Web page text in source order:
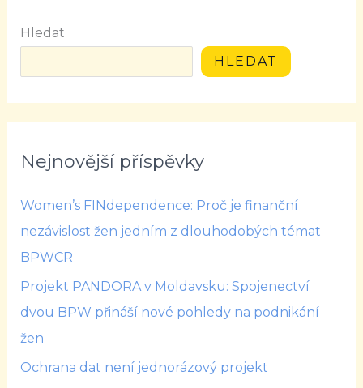
Hledat
HLEDAT
Nejnovější příspěvky
Women’s FINdependence: Proč je finanční
nezávislost žen jedním z dlouhodobých témat
BPWCR
Projekt PANDORA v Moldavsku: Spojenectví
dvou BPW přináší nové pohledy na podnikání
žen
Ochrana dat není jednorázový projekt